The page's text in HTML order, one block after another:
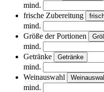
mind.
frische Zubereitung
mind.
Größe der Portionen
mind.
Getränke
Getränke
mind.
Weinauswahl
mind.